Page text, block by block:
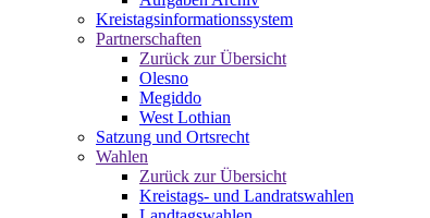
Kreistagsinformationssystem
Partnerschaften
Zurück zur Übersicht
Olesno
Megiddo
West Lothian
Satzung und Ortsrecht
Wahlen
Zurück zur Übersicht
Kreistags- und Landratswahlen